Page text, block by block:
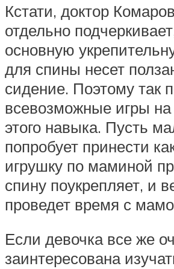
Кстати, доктор
отдельно
основную
для спины несет
сидение. Поэтому так
всевозможные игры на
этого навыка. Пусть
попробует принести
игрушку по маминой
спину поукрепляет, и
проведет время с
Если девочка все же
заинтересована